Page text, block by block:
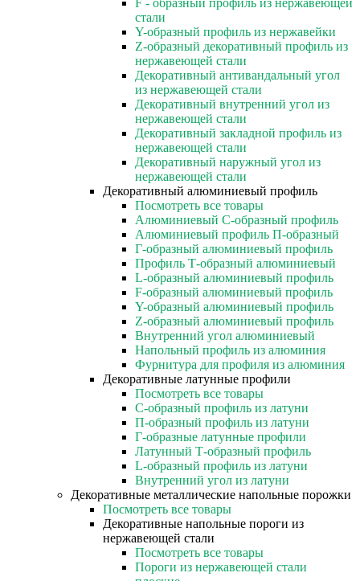
F - образный профиль из нержавеющей
стали
Y-образный профиль из нержавейки
Z-образный декоративный профиль из
нержавеющей стали
Декоративный антивандальный угол
из нержавеющей стали
Декоративный внутренний угол из
нержавеющей стали
Декоративный закладной профиль из
нержавеющей стали
Декоративный наружный угол из
нержавеющей стали
Декоративный алюминиевый профиль
Посмотреть все товары
Алюминиевый С-образный профиль
Алюминиевый профиль П-образный
Г-образный алюминиевый профиль
Профиль Т-образный алюминиевый
L-образный алюминиевый профиль
F-образный алюминиевый профиль
Y-образный алюминиевый профиль
Z-образный алюминиевый профиль
Внутренний угол алюминиевый
Напольный профиль из алюминия
Фурнитура для профиля из алюминия
Декоративные латунные профили
Посмотреть все товары
C-образный профиль из латуни
П-образный профиль из латуни
Г-образные латунные профили
Латунный Т-образный профиль
L-образный профиль из латуни
Внутренний угол из латуни
Декоративные металлические напольные порожки
Посмотреть все товары
Декоративные напольные пороги из
нержавеющей стали
Посмотреть все товары
Пороги из нержавеющей стали